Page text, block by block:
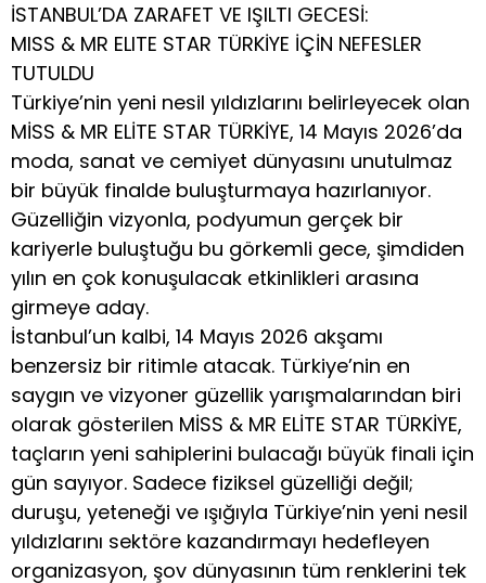
İSTANBUL’DA ZARAFET VE IŞILTI GECESİ:
MISS & MR ELITE STAR TÜRKİYE İÇİN NEFESLER
TUTULDU
Türkiye’nin yeni nesil yıldızlarını belirleyecek olan
MİSS & MR ELİTE STAR TÜRKİYE, 14 Mayıs 2026’da
moda, sanat ve cemiyet dünyasını unutulmaz
bir büyük finalde buluşturmaya hazırlanıyor.
Güzelliğin vizyonla, podyumun gerçek bir
kariyerle buluştuğu bu görkemli gece, şimdiden
yılın en çok konuşulacak etkinlikleri arasına
girmeye aday.
İstanbul’un kalbi, 14 Mayıs 2026 akşamı
benzersiz bir ritimle atacak. Türkiye’nin en
saygın ve vizyoner güzellik yarışmalarından biri
olarak gösterilen MİSS & MR ELİTE STAR TÜRKİYE,
taçların yeni sahiplerini bulacağı büyük finali için
gün sayıyor. Sadece fiziksel güzelliği değil;
duruşu, yeteneği ve ışığıyla Türkiye’nin yeni nesil
yıldızlarını sektöre kazandırmayı hedefleyen
organizasyon, şov dünyasının tüm renklerini tek